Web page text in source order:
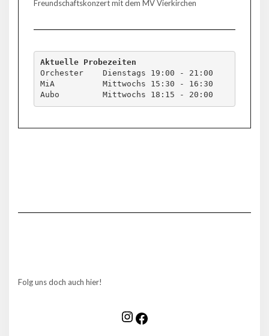
Freundschaftskonzert mit dem MV Vierkirchen
Aktuelle Probezeiten
Orchester    Dienstags 19:00 - 21:00
MiA          Mittwochs 15:30 - 16:30
Aubo         Mittwochs 18:15 - 20:00
Folg uns doch auch hier!